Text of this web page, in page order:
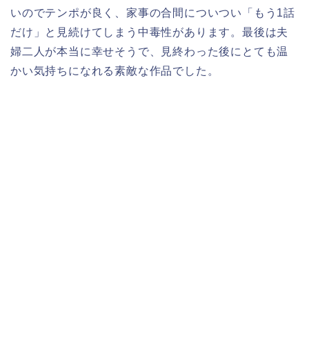
いのでテンポが良く、家事の合間についつい「もう1話
だけ」と見続けてしまう中毒性があります。最後は夫
婦二人が本当に幸せそうで、見終わった後にとても温
かい気持ちになれる素敵な作品でした。